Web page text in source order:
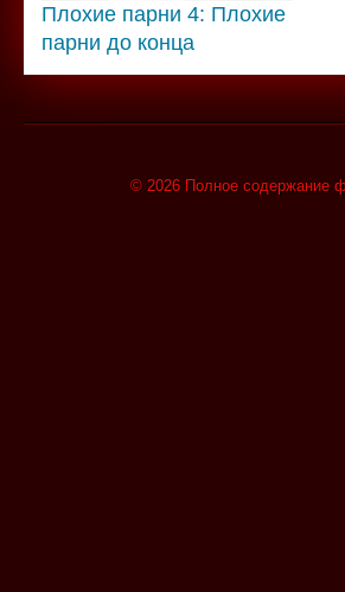
Плохие парни 4: Плохие
парни до конца
© 2026 Полное содержание